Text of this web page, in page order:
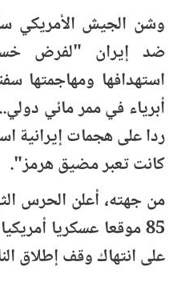
وشن الجيش الأمريكي
ضد إيران "لفرض
استهدافها ومهاجمتها
أبرياء في ممر مائي
ردا على هجمات إيرانية
كانت تعبر مضيق هرمز".
من جهته، أعلن الحرس
85 موقعا عسكريا
على انتهاك وقف إطلاق